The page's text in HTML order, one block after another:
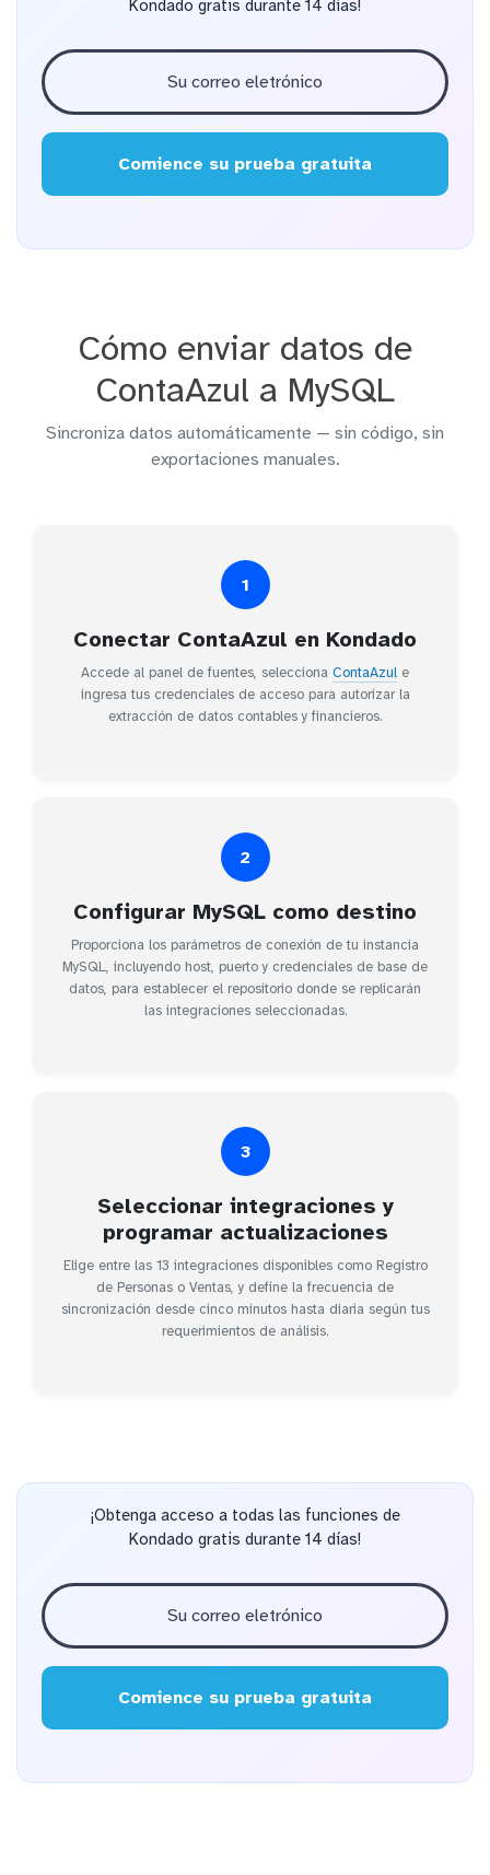
Kondado gratis durante 14 días!
Comience su prueba gratuita
Cómo enviar datos de
ContaAzul a MySQL
Sincroniza datos automáticamente — sin código, sin
exportaciones manuales.
1
Conectar ContaAzul en Kondado
Accede al panel de fuentes, selecciona ContaAzul e
ingresa tus credenciales de acceso para autorizar la
extracción de datos contables y financieros.
2
Configurar MySQL como destino
Proporciona los parámetros de conexión de tu instancia
MySQL, incluyendo host, puerto y credenciales de base de
datos, para establecer el repositorio donde se replicarán
las integraciones seleccionadas.
3
Seleccionar integraciones y
programar actualizaciones
Elige entre las 13 integraciones disponibles como Registro
de Personas o Ventas, y define la frecuencia de
sincronización desde cinco minutos hasta diaria según tus
requerimientos de análisis.
¡Obtenga acceso a todas las funciones de
Kondado gratis durante 14 días!
Comience su prueba gratuita